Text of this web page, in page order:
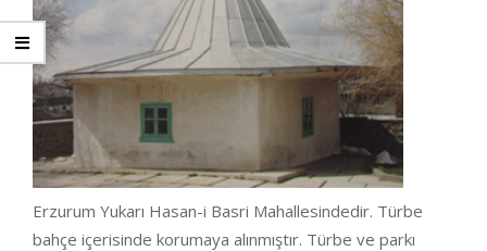
Erzurum Yukarı Hasan-i Basri Mahallesindedir. Türbe
bahçe içerisinde korumaya alınmıştır. Türbe ve parkı